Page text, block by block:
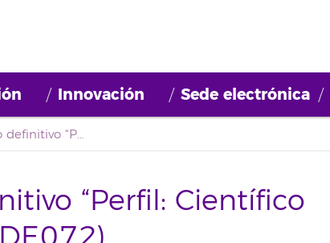
Innovación Sede electrónica
Segundo listado definitivo “Perfil: Científico Tecnológico” (2022BDE072)
“Perfil: Científico